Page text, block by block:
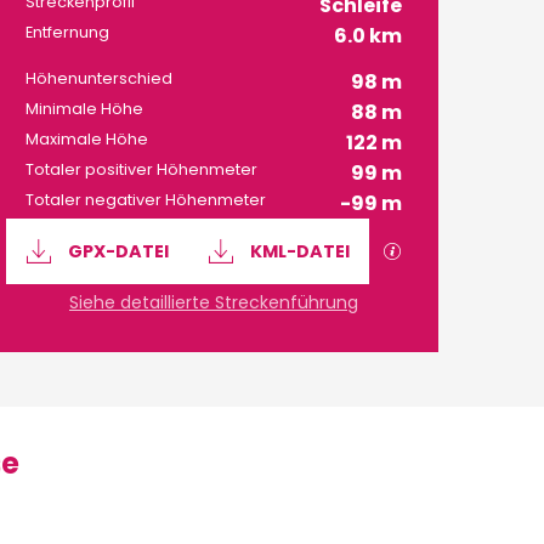
Entfernung 6.0 km
Höhenunterschied 98 m
Minimale Höhe 88 m
Maximale Höhe 122 m
Totaler positiver Höhenmeter 99 m
Totaler negativer Höhenmeter -99 m
Dokumentation
GPX-DATEI KML-DATEI Mit GPX /
Siehe detaillierte Streckenführung